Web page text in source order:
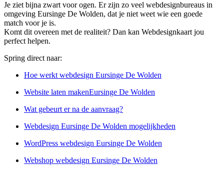
Je ziet bijna zwart voor ogen. Er zijn zo veel webdesignbureaus in
omgeving Eursinge De Wolden, dat je niet weet wie een goede
match voor je is.
Komt dit overeen met de realiteit? Dan kan Webdesignkaart jou
perfect helpen.
Spring direct naar:
Hoe werkt webdesign Eursinge De Wolden
Website laten makenEursinge De Wolden
Wat gebeurt er na de aanvraag?
Webdesign Eursinge De Wolden mogelijkheden
WordPress webdesign Eursinge De Wolden
Webshop webdesign Eursinge De Wolden